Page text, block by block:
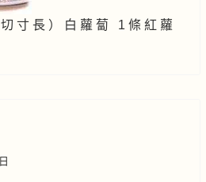
寸 長 ） 白 蘿 蔔 1 條 紅 蘿